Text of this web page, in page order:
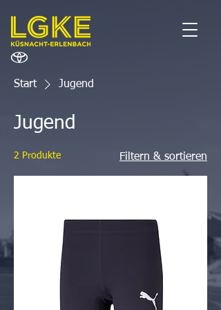
Start Jugend
Jugend
2 Produkte Filtern & sortieren